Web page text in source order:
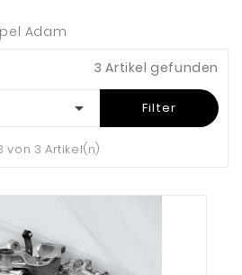
Adam
3 Artikel gefunden
 Filter
von 3 Artikel(n)